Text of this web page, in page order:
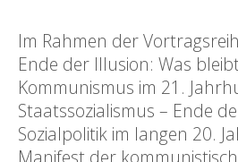
Im Rahmen der
Ende der Illusion: Was
Kommunismus im 21.
Staatssozialismus – Ende
Sozialpolitik im langen 20.
Manifest der